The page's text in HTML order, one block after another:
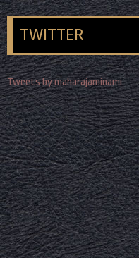
TWITTER
Tweets by maharajaminami